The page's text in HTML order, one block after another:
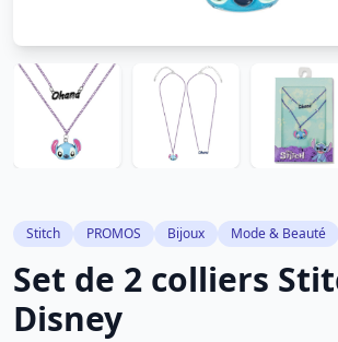
Stitch PROMOS Bijoux Mode & Beauté
Set de 2 colliers
Disney